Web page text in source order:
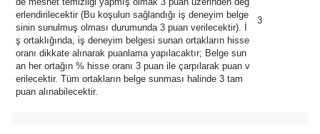
erlendirilecektir (Bu koşulun sağlandığı iş deneyim belge
sinin sunulmuş olması durumunda 3 puan verilecektir). İ
ş ortaklığında, iş deneyim belgesi sunan ortakların hisse
oranı dikkate alınarak puanlama yapılacaktır; Belge sun
an her ortağın % hisse oranı 3 puan ile çarpılarak puan v
erilecektir. Tüm ortakların belge sunması halinde 3 tam
puan alınabilecektir.
3